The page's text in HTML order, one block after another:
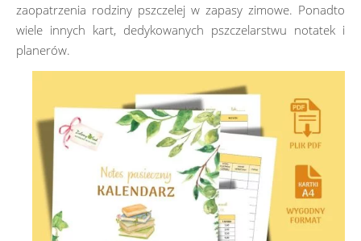
zaopatrzenia rodziny pszczelej w zapasy zimowe. Ponadto
wiele innych kart, dedykowanych pszczelarstwu notatek i
planerów.